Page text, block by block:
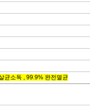
균소독 , 99.9% 완전멸균